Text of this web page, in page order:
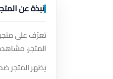
نبذة عن
تعرّف على
المتجر،
يظهر المتجر